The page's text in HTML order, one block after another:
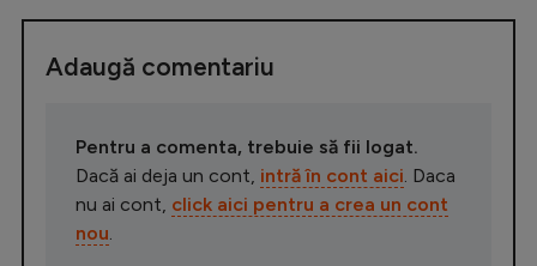
Adaugă comentariu
Pentru a comenta, trebuie să fii logat.
Dacă ai deja un cont, intră în cont aici. Daca
nu ai cont, click aici pentru a crea un cont
nou.